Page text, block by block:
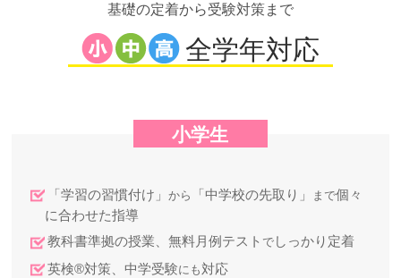
基礎の定着から受験対策まで
全学年対応
小学生
「学習の習慣付け」 から 「中学校の先取り」 まで個々
に合わせた指導
教科書準拠の授業、無料月例テスト でしっかり定着
英検®対策、中学受験にも対応